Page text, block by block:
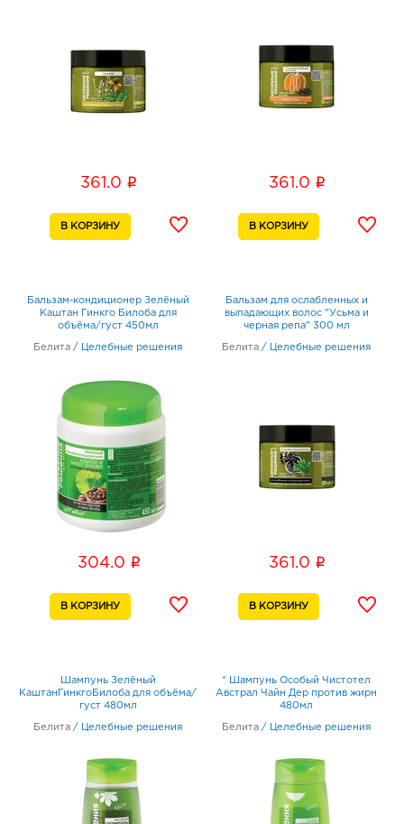
361.0 i 361.0 i
Бальзам-кондиционер Зелёный
Каштан Гинкго Билоба для
объёма/густ 450мл
Белита / Целебные решения
304.0 i
Бальзам для ослабленных и
выпадающих волос "Усьма и
черная репа" 300 мл
Белита / Целебные решения
361.0 i
Шампунь Зелёный
КаштанГинкгоБилоба для объёма/
густ 480мл
Белита / Целебные решения
* Шампунь Особый Чистотел
Австрал Чайн Дер против жирн
480мл
Белита / Целебные решения